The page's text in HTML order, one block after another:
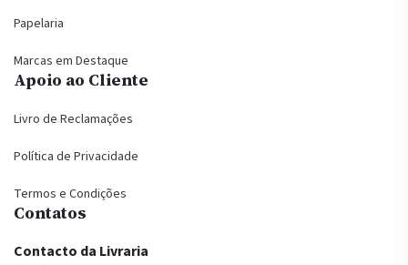
Papelaria
Marcas em Destaque
Apoio ao Cliente
Livro de Reclamações
Política de Privacidade
Termos e Condições
Contatos
Contacto da Livraria